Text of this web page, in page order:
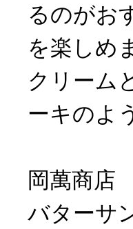
るのがお
を楽しめ
クリーム
ーキのよ
岡萬商店
バター